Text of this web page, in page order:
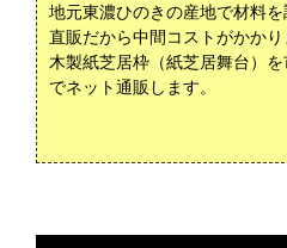
地元東濃ひのきの産地で材料を
直販だから中間コストがかかり
木製紙芝居枠（紙芝居舞台）
でネット通販します。